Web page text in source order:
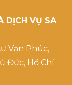
DỊCH VỤ SA
Vạn Phúc,
Đức, Hồ Chí